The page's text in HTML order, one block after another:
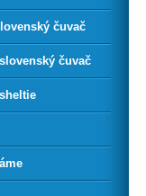
čuvač
čuvač